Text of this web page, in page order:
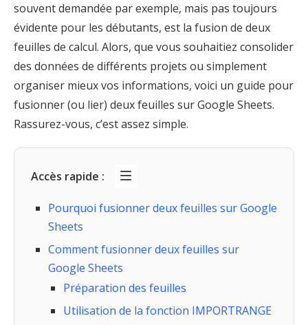
souvent demandée par exemple, mais pas toujours
évidente pour les débutants, est la fusion de deux
feuilles de calcul. Alors, que vous souhaitiez consolider
des données de différents projets ou simplement
organiser mieux vos informations, voici un guide pour
fusionner (ou lier) deux feuilles sur Google Sheets.
Rassurez-vous, c’est assez simple.
Accès rapide :
Pourquoi fusionner deux feuilles sur Google
Sheets
Comment fusionner deux feuilles sur
Google Sheets
Préparation des feuilles
Utilisation de la fonction IMPORTRANGE